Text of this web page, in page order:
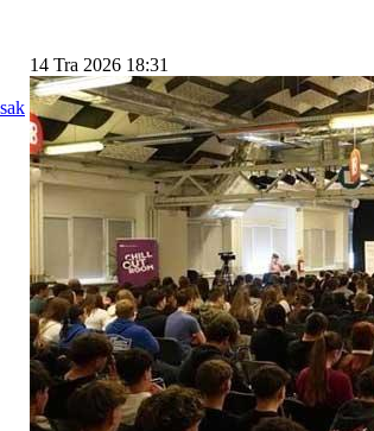
14 Tra 2026 18:31